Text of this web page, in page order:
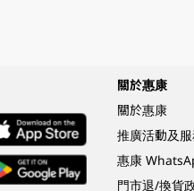
關於惠康
關於惠康
推廣活動及
惠康
門市退/換貨